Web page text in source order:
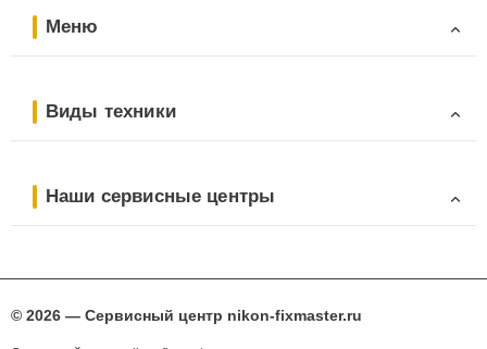
Меню
Виды техники
Наши сервисные центры
© 2026 — Сервисный центр nikon-fixmaster.ru